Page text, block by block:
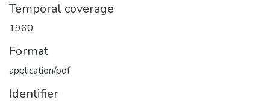
Temporal coverage
1960
Format
application/pdf
Identifier